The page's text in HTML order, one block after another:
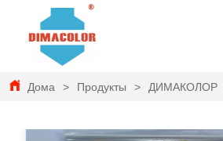
Дома > Продукты > ДИМАКОЛОР